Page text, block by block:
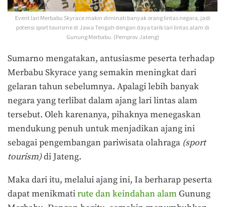
Event lari Merbabu Skyrace makin diminati banyak orang lintas negara, jadi
potensi sport tourisme di Jawa Tengah dengan daya tarik lari lintas alam di
Gunung Merbabu. (Pemprov Jateng)
Sumarno mengatakan, antusiasme peserta terhadap
Merbabu Skyrace yang semakin meningkat dari
gelaran tahun sebelumnya. Apalagi lebih banyak
negara yang terlibat dalam ajang lari lintas alam
tersebut. Oleh karenanya, pihaknya menegaskan
mendukung penuh untuk menjadikan ajang ini
sebagai pengembangan pariwisata olahraga (sport
tourism)di Jateng.
Maka dari itu, melalui ajang ini, Ia berharap peserta
dapat menikmatirute dan keindahan alamGunung